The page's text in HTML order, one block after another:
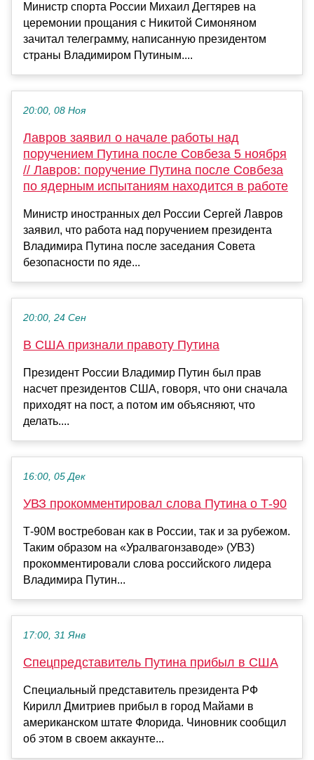
Министр спорта России Михаил Дегтярев на
церемонии прощания с Никитой Симоняном
зачитал телеграмму, написанную президентом
страны Владимиром Путиным....
20:00, 08 Ноя
Лавров заявил о начале работы над
поручением Путина после Совбеза 5 ноября
// Лавров: поручение Путина после Совбеза
по ядерным испытаниям находится в работе
Министр иностранных дел России Сергей Лавров
заявил, что работа над поручением президента
Владимира Путина после заседания Совета
безопасности по яде...
20:00, 24 Сен
В США признали правоту Путина
Президент России Владимир Путин был прав
насчет президентов США, говоря, что они сначала
приходят на пост, а потом им объясняют, что
делать....
16:00, 05 Дек
УВЗ прокомментировал слова Путина о Т-90
Т-90М востребован как в России, так и за рубежом.
Таким образом на «Уралвагонзаводе» (УВЗ)
прокомментировали слова российского лидера
Владимира Путин...
17:00, 31 Янв
Спецпредставитель Путина прибыл в США
Специальный представитель президента РФ
Кирилл Дмитриев прибыл в город Майами в
американском штате Флорида. Чиновник сообщил
об этом в своем аккаунте...